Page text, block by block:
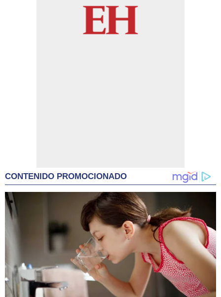
CONTENIDO PROMOCIONADO